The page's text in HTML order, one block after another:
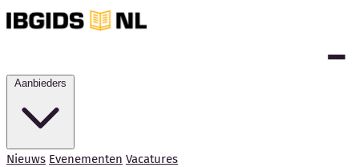
Nieuws Evenementen Vacatures